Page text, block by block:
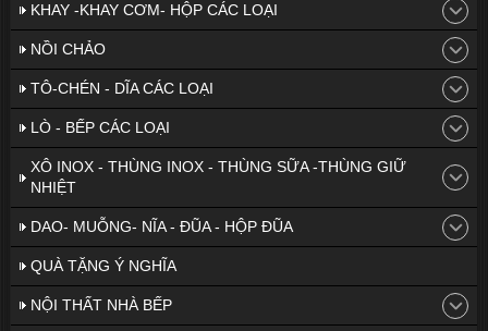
KHAY -KHAY CƠM- HỘP CÁC LOẠI
NỒI CHẢO
TÔ-CHÉN - DĨA CÁC LOẠI
LÒ - BẾP CÁC LOẠI
XÔ INOX - THÙNG INOX - THÙNG SỮA -THÙNG GIỮ
NHIỆT
DAO- MUỖNG- NĨA - ĐŨA - HỘP ĐŨA
QUÀ TẶNG Ý NGHĨA
NỘI THẤT NHÀ BẾP